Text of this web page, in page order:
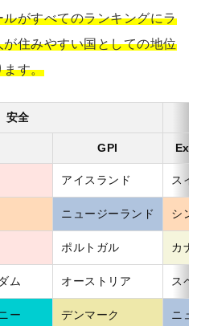
ルがすべてのランキングにラ
住みやすい国としての地位
ます。
安全
GPI
アイスランド ス
ニュージーランド シ
ポルトガル カナ
ム オーストリア ス
ー デンマーク ニ